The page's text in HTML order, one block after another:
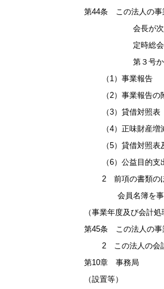
第44条 この法人の事
会長が次の書類を
定時総会に提出し
第３号から第５
（1）事業報告
（2）事業報告の
（3）貸借対照表
（4）正味財産増
（5）貸借対照表及
（6）公益目的支
2 前項の書類のほ
会員名簿を事務
（事業年度及び会計
第45条 この法人の事
2 この法人の会計は
第10章 事務局
（設置等）